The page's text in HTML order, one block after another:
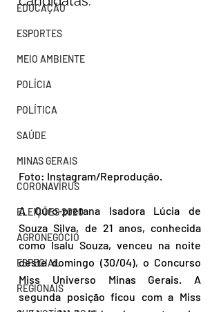
EDUCAÇÃO
ESPORTES
MEIO AMBIENTE
POLÍCIA
POLÍTICA
SAÚDE
MINAS GERAIS
CORONAVÍRUS
ELEIÇÕES 2020
AGRONEGÓCIO
ESPECIAL
REGIONAIS
Foto: Instagram/Reprodução.
A Ouro-pretana Isadora Lúcia de
Souza Silva, de 21 anos, conhecida
como Isalu Souza, venceu na noite
deste domingo (30/04), o Concurso
Miss Universo Minas Gerais. A
segunda posição ficou com a Miss